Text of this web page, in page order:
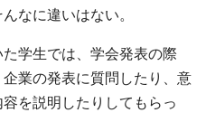
なに違いはない。
学生では、学会発表の際
業の発表に質問したり、意
を説明したりしてもらっ